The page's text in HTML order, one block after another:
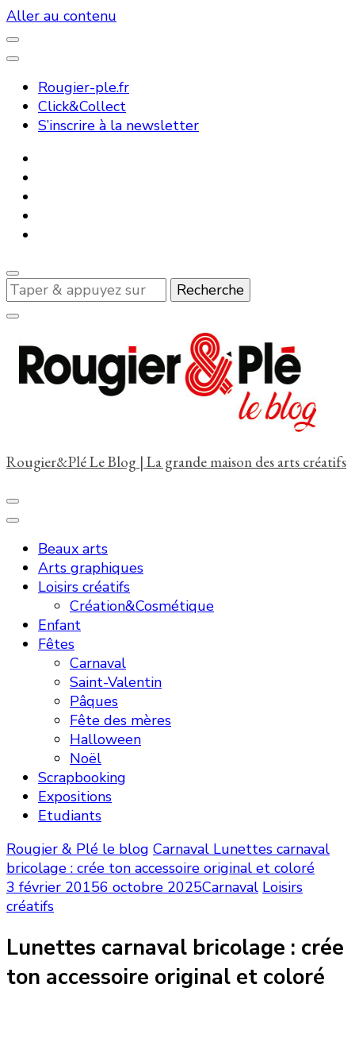
Aller au contenu
Rougier-ple.fr
Click&Collect
S’inscrire à la newsletter
Vous
recherchiez
quelque
chose
Rougier&Plé Le Blog | La grande maison des arts créatifs
Beaux arts
Arts graphiques
Loisirs créatifs
Création&Cosmétique
Enfant
Fêtes
Carnaval
Saint-Valentin
Pâques
Fête des mères
Halloween
Noël
Scrapbooking
Expositions
Etudiants
Rougier & Plé le blog Carnaval Lunettes carnaval
bricolage : crée ton accessoire original et coloré
3 février 20156 octobre 2025Carnaval Loisirs
créatifs
Lunettes carnaval bricolage : crée
ton accessoire original et coloré